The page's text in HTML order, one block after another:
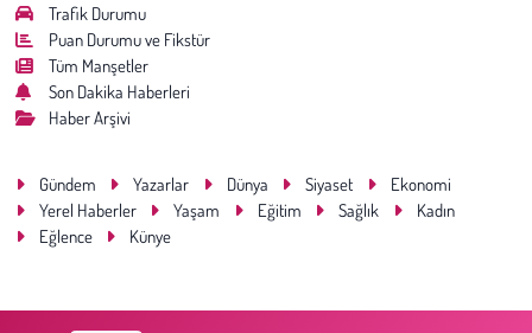
Trafik Durumu
Puan Durumu ve Fikstür
Tüm Manşetler
Son Dakika Haberleri
Haber Arşivi
Gündem Yazarlar Dünya Siyaset
Ekonomi
Yerel Haberler
Yaşam Eğitim Sağlık
Kadın
Eğlence
Künye